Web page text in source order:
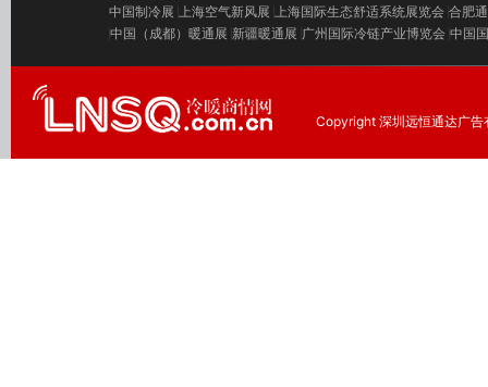
中国制冷展 上海空气新风展 上海国际生态舒适系统展览会 合肥
中国（成都）暖通展 新疆暖通展 广州国际冷链产业博览会 中国
Copyright 深圳远恒通达广告